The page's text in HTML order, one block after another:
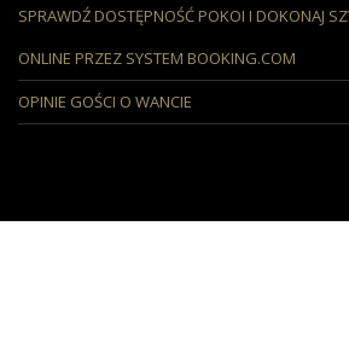
SPRAWDŹ DOSTĘPNOŚĆ POKOI I DOKONAJ
ONLINE PRZEZ SYSTEM BOOKING.COM
OPINIE GOŚCI O WANCIE